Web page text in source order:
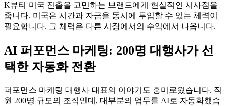
K뷰티 미국 진출을 고민하는 브랜드에게 현실적인 시사점을
줍니다. 미국은 시간과 자금을 동시에 투입할 수 있는 체력이
필요합니다. 그 체력은 다른 시장에서의 수익에서 나옵니다.
AI 퍼포먼스 마케팅: 200명 대행사가 선
택한 자동화 전환
퍼포먼스 마케팅 대행사 대표의 이야기도 흥미로웠습니다. 직
원 200명 규모의 조직인데, 대부분의 업무를 AI로 자동화했습